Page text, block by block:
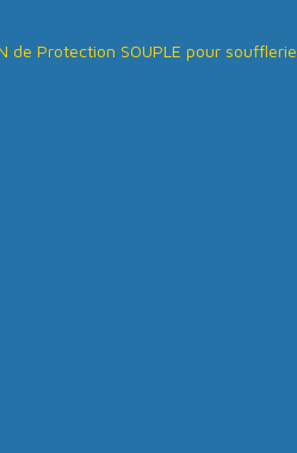
de Protection SOUPLE pour soufflerie